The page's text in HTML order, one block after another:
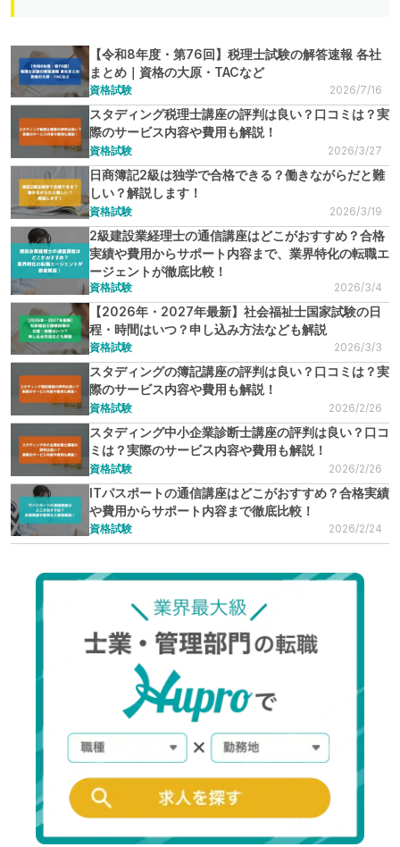
【令和8年度・第76回】税理士試験の解答速報 各社
まとめ｜資格の大原・TACなど
資格試験 2026/7/16
スタディング税理士講座の評判は良い？口コミは？実
際のサービス内容や費用も解説！
資格試験 2026/3/27
日商簿記2級は独学で合格できる？働きながらだと難
しい？解説します！
資格試験 2026/3/19
2級建設業経理士の通信講座はどこがおすすめ？合格
実績や費用からサポート内容まで、業界特化の転職エ
ージェントが徹底比較！
資格試験 2026/3/4
【2026年・2027年最新】社会福祉士国家試験の日
程・時間はいつ？申し込み方法なども解説
資格試験 2026/3/3
スタディングの簿記講座の評判は良い？口コミは？実
際のサービス内容や費用も解説！
資格試験 2026/2/26
スタディング中小企業診断士講座の評判は良い？口コ
ミは？実際のサービス内容や費用も解説！
資格試験 2026/2/26
ITパスポートの通信講座はどこがおすすめ？合格実績
や費用からサポート内容まで徹底比較！
資格試験 2026/2/24